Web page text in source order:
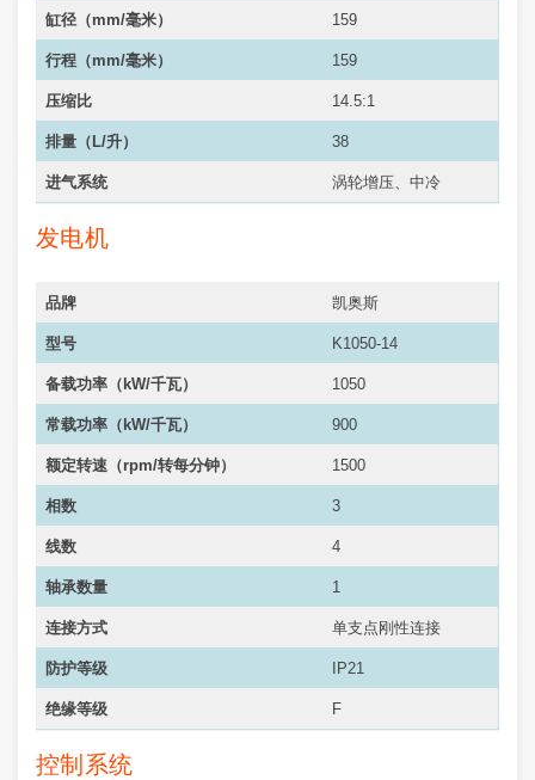
缸径（mm/毫米） 159
行程（mm/毫米） 159
压缩比 14.5:1
排量（L/升） 38
进气系统 涡轮增压、中冷
发电机
品牌 凯奥斯
型号 K1050-14
备载功率（kW/千瓦） 1050
常载功率（ kW/千瓦） 900
额定转速（rpm/转每分钟） 1500
相数 3
线数 4
轴承数量 1
连接方式 单支点刚性连接
防护等级 IP21
绝缘等级 F
控制系统